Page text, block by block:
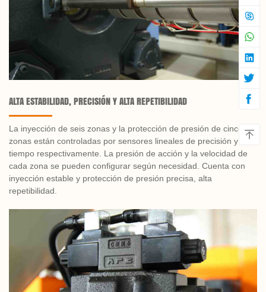
ALTA ESTABILIDAD, PRECISIÓN Y ALTA REPETIBILIDAD
La inyección de seis zonas y la protección de presión de cinco
zonas están controladas por sensores lineales de precisión y
tiempo respectivamente. La presión de acción y la velocidad de
cada zona se pueden configurar según necesidad. Cuenta con
inyección estable y protección de presión precisa, alta
repetibilidad.